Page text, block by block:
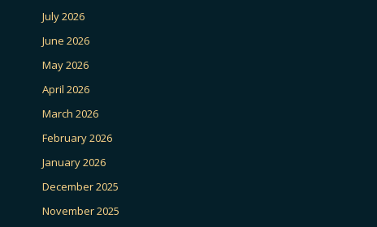
July 2026
June 2026
May 2026
April 2026
March 2026
February 2026
January 2026
December 2025
November 2025